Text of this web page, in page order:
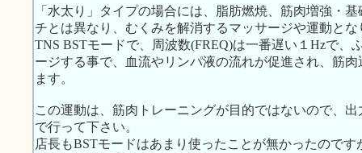
「水太り」タイプの場合には、脂肪燃焼、筋肉増強・
チとは異なり、むくみを解消するマッサージや運動とな
TNS BSTモードで、周波数(FREQ)は一番遅い１Hzで、
ージする事で、血流やリンパ液の流れが促進され、筋
ます。
この運動は、筋肉トレーニングが目的ではないので、
で行って下さい。
店長もBSTモードはあまり使ったことが無かったので